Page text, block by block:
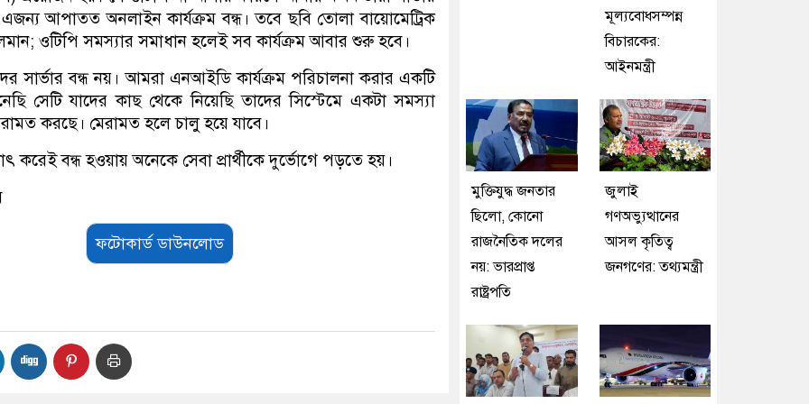
আপাতত অনলাইন কার্যক্রম বন্ধ। তবে ছবি তোলা বায়োমেট্রিক
ওটিপি সমস্যার সমাধান হলেই সব কার্যক্রম আবার শুরু হবে।
সার্ভার বন্ধ নয়। আমরা এনআইডি কার্যক্রম পরিচালনা করার একটি
সেটি যাদের কাছ থেকে নিয়েছি তাদের সিস্টেমে একটা সমস্যা
করছে। মেরামত হলে চালু হয়ে যাবে।
করেই বন্ধ হওয়ায় অনেকে সেবা প্রার্থীকে দুর্ভোগে পড়তে হয়।
ফটোকার্ড ডাউনলোড
মূল্যবোধসম্পন্ন
বিচারকের:
আইনমন্ত্রী
মুক্তিযুদ্ধ জনতার
ছিলো, কোনো
রাজনৈতিক দলের
নয়: ভারপ্রাপ্ত
রাষ্ট্রপতি
জুলাই
গণঅভ্যুত্থানের
আসল কৃতিত্ব
জনগণের: তথ্যমন্ত্রী